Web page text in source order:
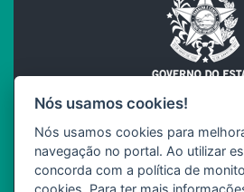
INCAPER
SEAG
Governo do Estado do
Nós usamos cookies!
Nós usamos cookies para
navegação no portal. Ao utilizar
concorda com a política de